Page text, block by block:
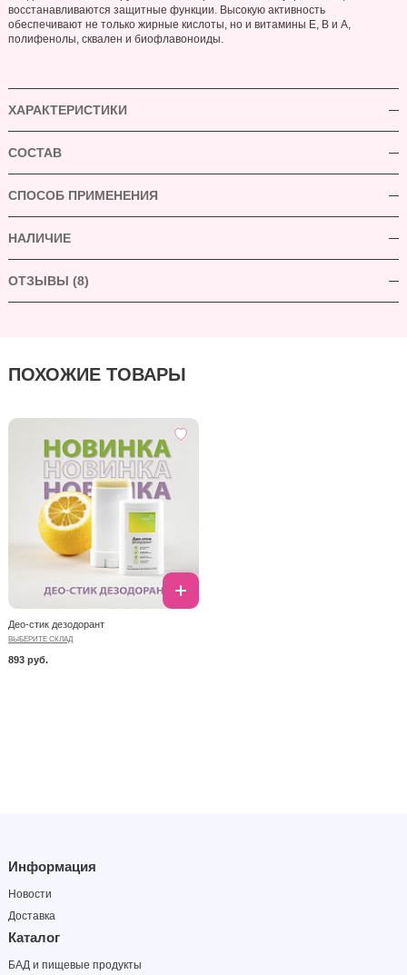
восстанавливаются защитные функции. Высокую активность
обеспечивают не только жирные кислоты, но и витамины Е, В и А,
полифенолы, сквален и биофлавоноиды.
ХАРАКТЕРИСТИКИ
СОСТАВ
СПОСОБ ПРИМЕНЕНИЯ
НАЛИЧИЕ
ОТЗЫВЫ (8)
ПОХОЖИЕ ТОВАРЫ
Део-стик дезодорант
893 руб.
ВЫБЕРИТЕ СКЛАД
Информация
Новости
Доставка
Каталог
БАД и пищевые продукты